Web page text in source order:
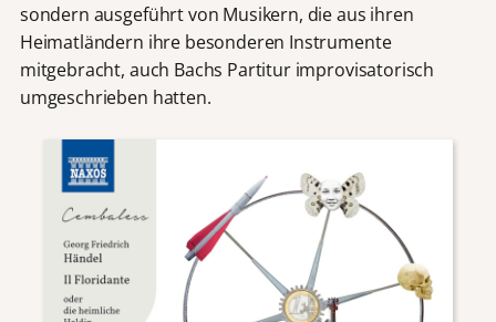
sondern ausgeführt von Musikern, die aus ihren
Heimatländern ihre besonderen Instrumente
mitgebracht, auch Bachs Partitur improvisatorisch
umgeschrieben hatten.